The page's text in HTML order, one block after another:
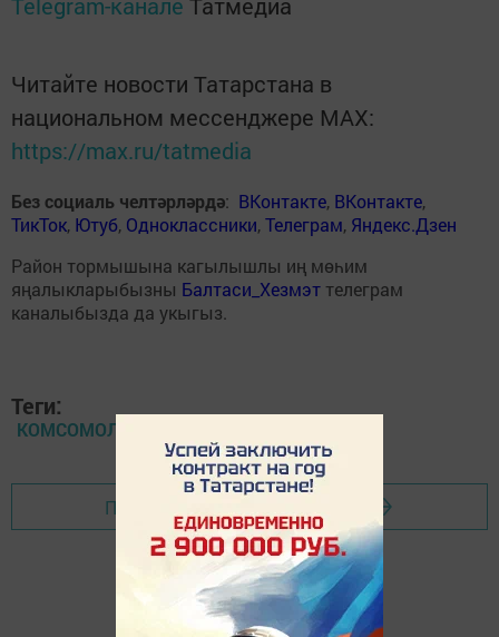
Telegram-канале Татмедиа
Читайте новости Татарстана в
национальном мессенджере MАХ:
https://max.ru/tatmedia
Без социаль челтәрләрдә: ВКонтакте, ВКонтакте,
ТикТок, Ютуб, Одноклассники,Телеграм, Яндекс.Дзен
Район тормышына кагылышлы иң мөһим
яңалыкларыбызны Балтаси_Хезмэт телеграм
каналыбызда да укыгыз.
Теги:
КОМСОМОЛ
Перейти на страницу новости